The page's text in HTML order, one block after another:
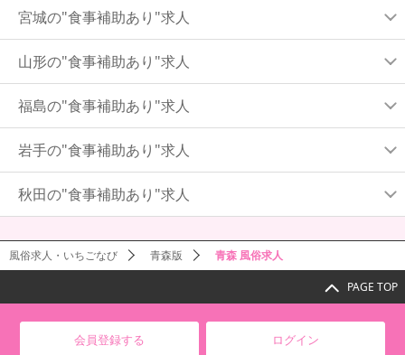
宮城の"食事補助あり"求人
山形の"食事補助あり"求人
福島の"食事補助あり"求人
岩手の"食事補助あり"求人
秋田の"食事補助あり"求人
風俗求人・いちごなび 青森版 青森 風俗求人
PAGE TOP
会員登録する ログイン